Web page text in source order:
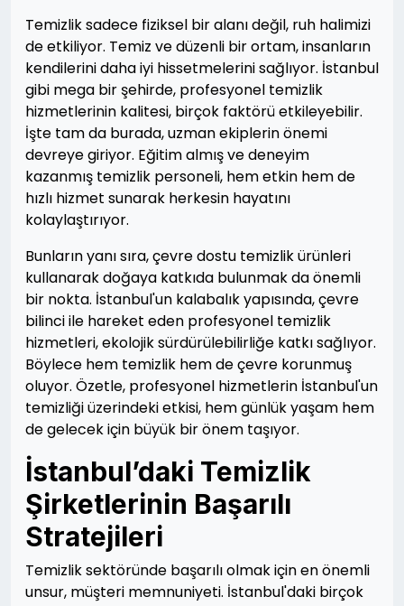
Temizlik sadece fiziksel bir alanı değil, ruh halimizi
de etkiliyor. Temiz ve düzenli bir ortam, insanların
kendilerini daha iyi hissetmelerini sağlıyor. İstanbul
gibi mega bir şehirde, profesyonel temizlik
hizmetlerinin kalitesi, birçok faktörü etkileyebilir.
İşte tam da burada, uzman ekiplerin önemi
devreye giriyor. Eğitim almış ve deneyim
kazanmış temizlik personeli, hem etkin hem de
hızlı hizmet sunarak herkesin hayatını
kolaylaştırıyor.
Bunların yanı sıra, çevre dostu temizlik ürünleri
kullanarak doğaya katkıda bulunmak da önemli
bir nokta. İstanbul'un kalabalık yapısında, çevre
bilinci ile hareket eden profesyonel temizlik
hizmetleri, ekolojik sürdürülebilirliğe katkı sağlıyor.
Böylece hem temizlik hem de çevre korunmuş
oluyor. Özetle, profesyonel hizmetlerin İstanbul'un
temizliği üzerindeki etkisi, hem günlük yaşam hem
de gelecek için büyük bir önem taşıyor.
İstanbul’daki Temizlik
Şirketlerinin Başarılı
Stratejileri
Temizlik sektöründe başarılı olmak için en önemli
unsur, müşteri memnuniyeti. İstanbul'daki birçok